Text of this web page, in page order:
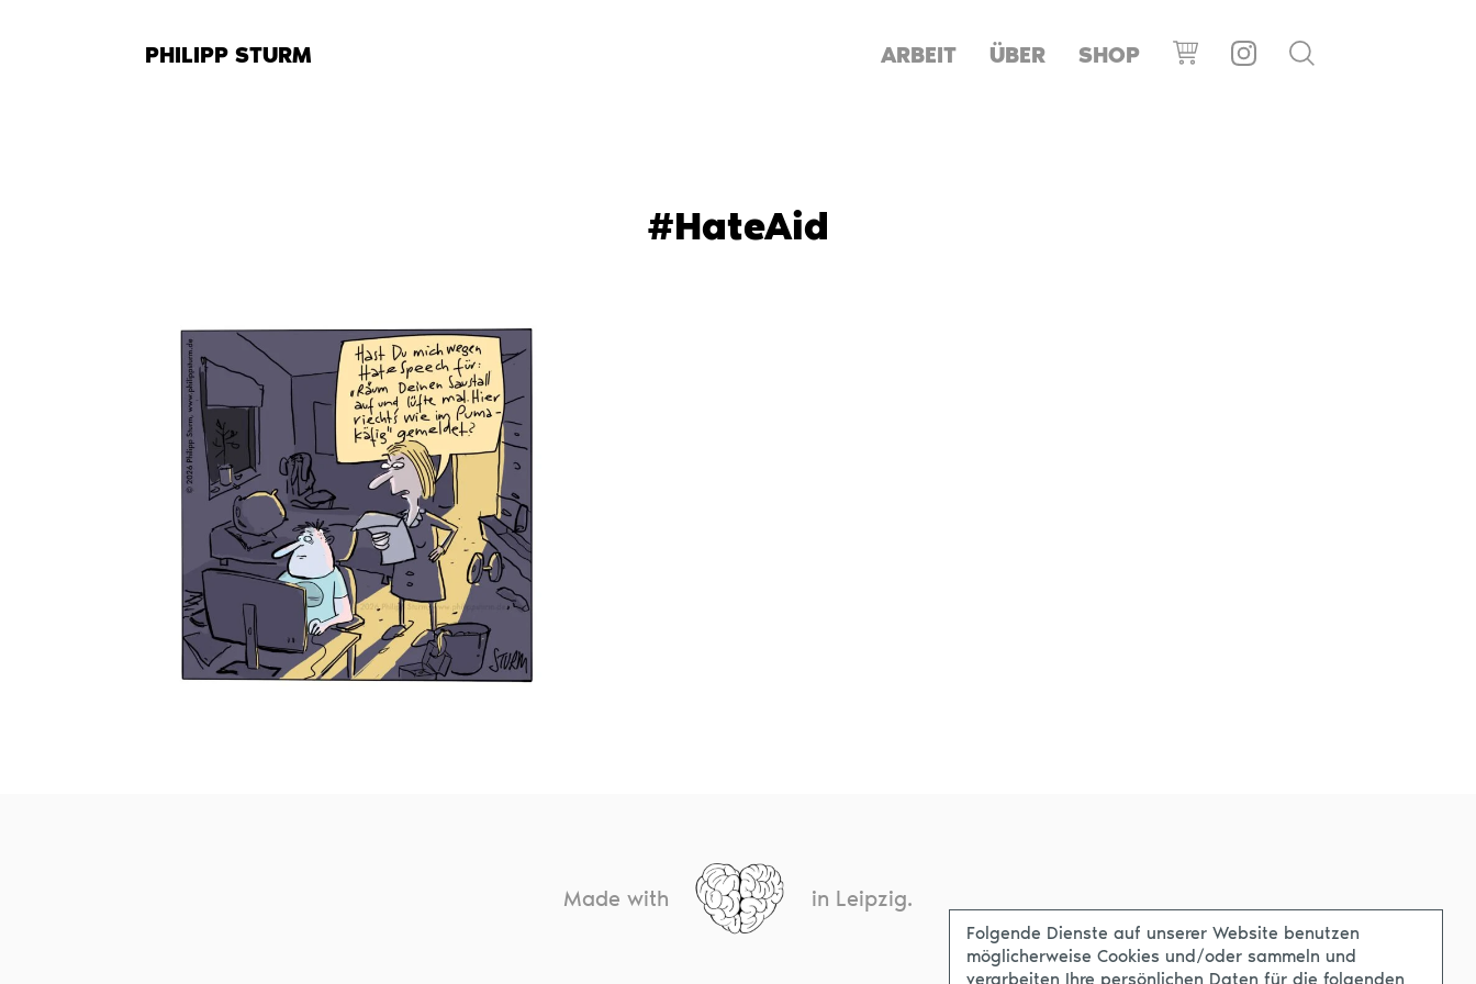
PHILIPP STURM ARBEIT ÜBER SHOP
#HateAid
Made with in Leipzig.
Folgende Dienste auf unserer Website benutzen
möglicherweise Cookies und/oder sammeln und
verarbeiten Ihre persönlichen Daten für die folgenden